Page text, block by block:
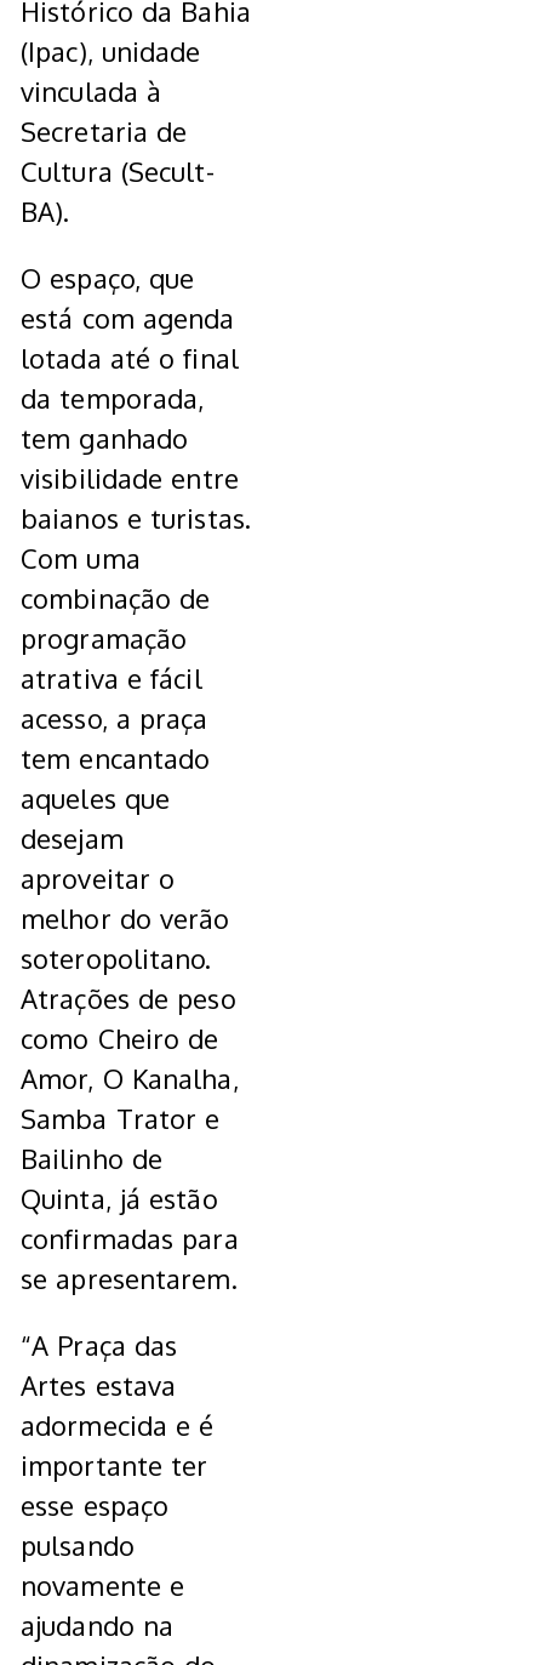
Histórico da Bahia
(Ipac), unidade
vinculada à
Secretaria de
Cultura (Secult-
BA).
O espaço, que
está com agenda
lotada até o final
da temporada,
tem ganhado
visibilidade entre
baianos e turistas.
Com uma
combinação de
programação
atrativa e fácil
acesso, a praça
tem encantado
aqueles que
desejam
aproveitar o
melhor do verão
soteropolitano.
Atrações de peso
como Cheiro de
Amor, O Kanalha,
Samba Trator e
Bailinho de
Quinta, já estão
confirmadas para
se apresentarem.
“A Praça das
Artes estava
adormecida e é
importante ter
esse espaço
pulsando
novamente e
ajudando na